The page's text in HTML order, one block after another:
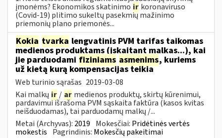
įmonėms? Ekonomikos skatinimo ir koronaviruso
(Covid-19) plitimo sukeltų pasekmių mažinimo
priemonių plano priemonės...
Kokia tvarka lengvatinis PVM tarifas taikomas
medienos produktams (įskaitant malkas...), kai
jie parduodami fiziniams asmenims, kuriems
už kietą kurą kompensacijas teikia
Web turinio sąrašas 2019-03-08
Kai malkų ir / ar medienos produktų, skirtų kūrenimui,
pardavimui išrašoma PVM sąskaita faktūra (kasos kvitas
neišduodamas), tai parduodamų malkų /...
Metai (Archyvas): 2019 Mokesčiai: Pridėtinės vertės
mokestis Pagrindinis: Mokesčių pakeitimai